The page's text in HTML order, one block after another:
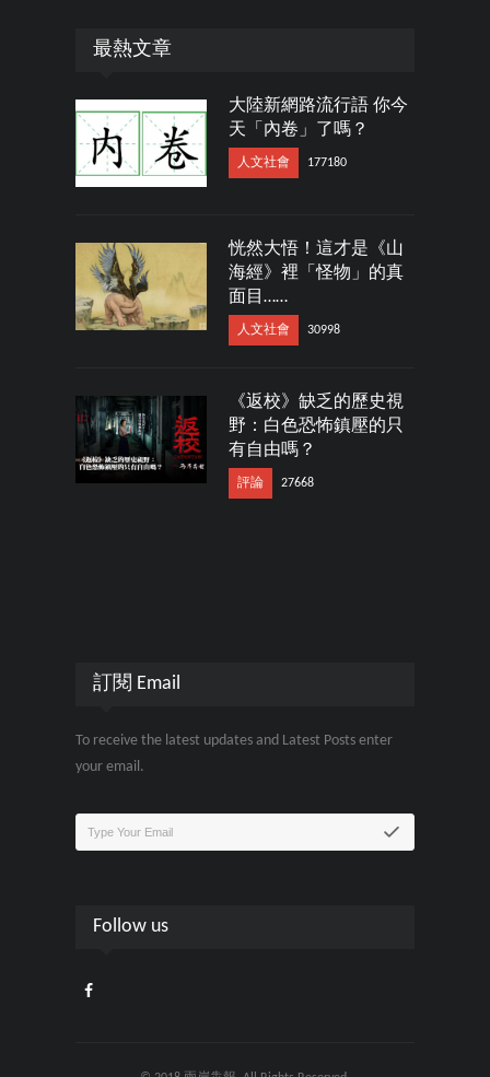
最熱文章
大陸新網路流行語 你今
天「內卷」了嗎？
人文社會 177180
恍然大悟！這才是《山
海經》裡「怪物」的真
面目……
人文社會 30998
《返校》缺乏的歷史視
野：白色恐怖鎮壓的只
有自由嗎？
評論 27668
訂閱 Email
To receive the latest updates and Latest Posts enter
your email.
Follow us